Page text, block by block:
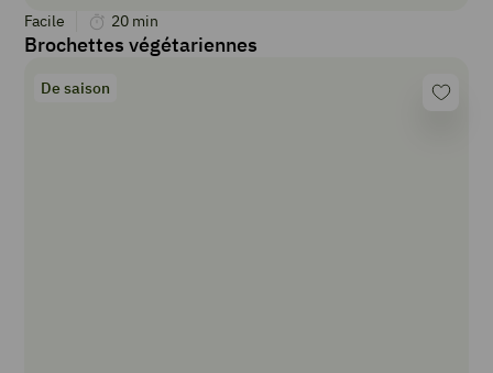
Facile 20 min
Brochettes végétariennes
De saison